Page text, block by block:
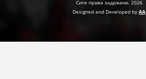
Сите права задржани. 2026
Designed and Developed by AA